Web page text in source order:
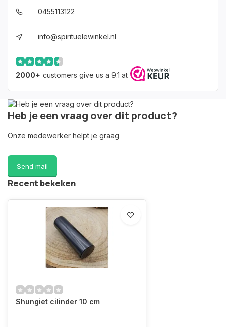
0455113122
info@spirituelewinkel.nl
2000+ customers give us a 9.1 at
Heb je een vraag over dit product?
Onze medewerker helpt je graag
Send mail
Recent bekeken
Shungiet cilinder 10 cm